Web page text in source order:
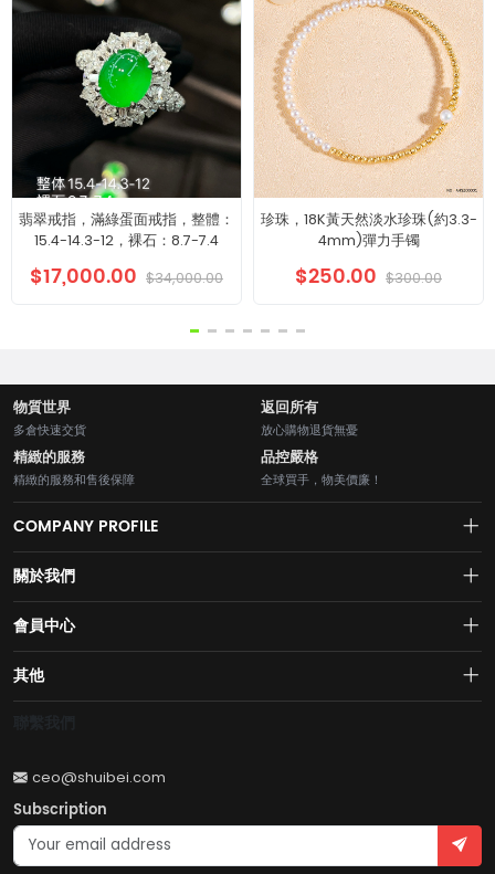
翡翠戒指，滿綠蛋面戒指，整體：
15.4-14.3-12，裸石：8.7-7.4
$17,000.00 $34,000.00
珍珠，18K黃天然淡水珍珠(約3.3-
4mm)彈力手镯
$250.00 $300.00
物質世界
多倉快速交貨
返回所有
放心購物退貨無憂
精緻的服務
精緻的服務和售後保障
品控嚴格
全球買手，物美價廉！
COMPANY PROFILE
球黃金珠寶跨境電商平臺！AI與區塊鏈的完美結合的【水貝幣$SB】引領
全球黃金珠寶穩定幣RWA新紀元！
關於我們
About us
Join us
Privacy policy
會員中心
Account
Order
Brand List
其他
Terms of use
Become a seller
Account
ceo@shuibei.com
Subscription